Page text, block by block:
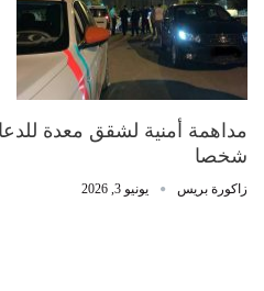
شخصا
زاكورة بريس يونيو 3, 2026